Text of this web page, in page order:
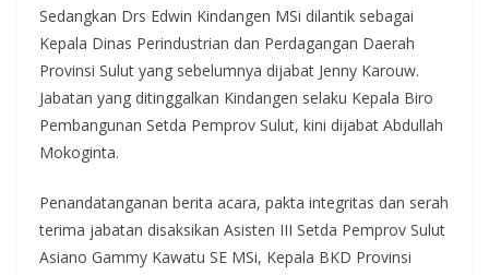
Sedangkan Drs Edwin Kindangen MSi dilantik sebagai
Kepala Dinas Perindustrian dan Perdagangan Daerah
Provinsi Sulut yang sebelumnya dijabat Jenny Karouw.
Jabatan yang ditinggalkan Kindangen selaku Kepala Biro
Pembangunan Setda Pemprov Sulut, kini dijabat Abdullah
Mokoginta.
Penandatanganan berita acara, pakta integritas dan serah
terima jabatan disaksikan Asisten III Setda Pemprov Sulut
Asiano Gammy Kawatu SE MSi, Kepala BKD Provinsi